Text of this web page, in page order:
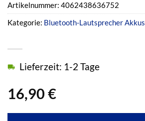
16,90 €
Lieferzeit: 1-2 Tage
Artikelnummer: 4062438636752
Kategorie: Bluetooth-Lautsprecher Akkus